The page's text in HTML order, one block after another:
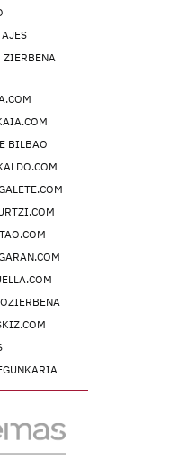
ZIERBENA
BILBAO